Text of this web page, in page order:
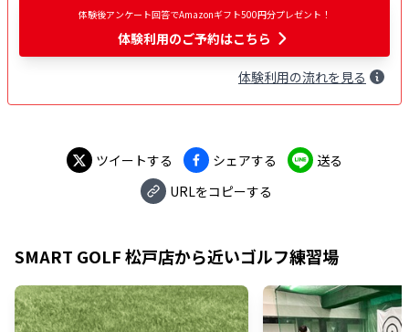
体験後アンケート回答でAmazonギフト500円分プレゼント！
体験利用のご予約はこちら
体験利用の流れを見る
ツイートする シェアする
送る
URLをコピーする
SMART GOLF 松戸店から近いゴルフ練習場